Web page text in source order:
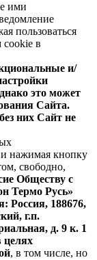
ими
пользоваться
cookie в
и/
это может
Сайта.
них Сайт не
и нажимая кнопку
свободно,
Обществу с
Термо Русь»
Россия, 188676,
г.п.
д. 9 к. 1
целях
, в том числе, но